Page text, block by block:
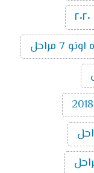
7 مراحل